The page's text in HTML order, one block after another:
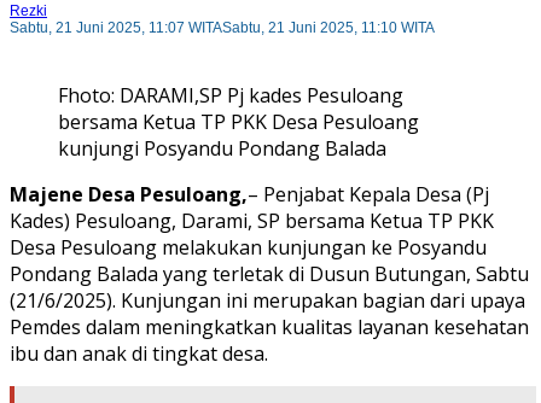
Rezki
Sabtu, 21 Juni 2025, 11:07 WITASabtu, 21 Juni 2025, 11:10 WITA
Fhoto: DARAMI,SP Pj kades Pesuloang
bersama Ketua TP PKK Desa Pesuloang
kunjungi Posyandu Pondang Balada
Majene Desa Pesuloang,– Penjabat Kepala Desa (Pj
Kades) Pesuloang, Darami, SP bersama Ketua TP PKK
Desa Pesuloang melakukan kunjungan ke Posyandu
Pondang Balada yang terletak di Dusun Butungan, Sabtu
(21/6/2025). Kunjungan ini merupakan bagian dari upaya
Pemdes dalam meningkatkan kualitas layanan kesehatan
ibu dan anak di tingkat desa.